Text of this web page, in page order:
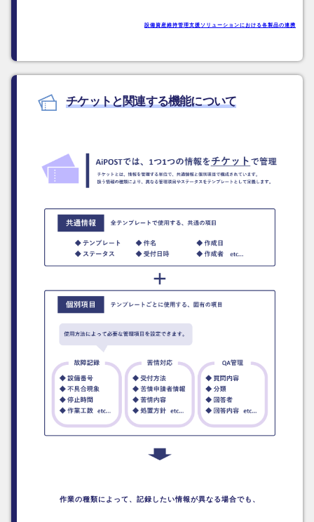
設備資産維持管理支援ソリューションにおける各製品の連携
チケットと関連する機能について
作業の種類によって、 記録したい情報が異なる場合でも、